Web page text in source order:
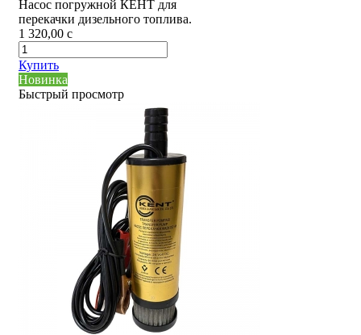
Насос погружной КЕНТ для
перекачки дизельного топлива.
1 320,00 c
Купить
Новинка
Быстрый просмотр